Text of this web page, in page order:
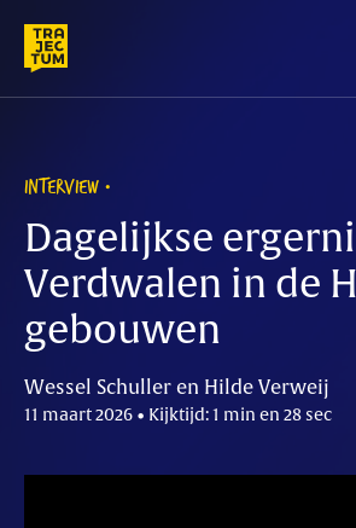
content
INTERVIEW
Dagelijkse
Verdwalen in de
gebouwen
Wessel Schuller en Hilde Verweij
11 maart 2026 • Kijktijd: 1 min en 28 sec